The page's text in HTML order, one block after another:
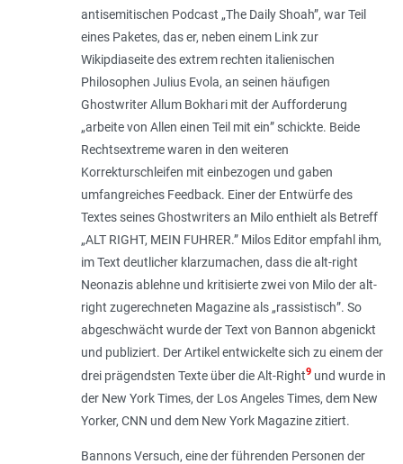
antisemitischen Podcast „The Daily Shoah”, war Teil
eines Paketes, das er, neben einem Link zur
Wikipdiaseite des extrem rechten italienischen
Philosophen Julius Evola, an seinen häufigen
Ghostwriter Allum Bokhari mit der Aufforderung
„arbeite von Allen einen Teil mit ein” schickte. Beide
Rechtsextreme waren in den weiteren
Korrekturschleifen mit einbezogen und gaben
umfangreiches Feedback. Einer der Entwürfe des
Textes seines Ghostwriters an Milo enthielt als Betreff
„ALT RIGHT, MEIN FUHRER.” Milos Editor empfahl ihm,
im Text deutlicher klarzumachen, dass die alt-right
Neonazis ablehne und kritisierte zwei von Milo der alt-
right zugerechneten Magazine als „rassistisch”. So
abgeschwächt wurde der Text von Bannon abgenickt
und publiziert. Der Artikel entwickelte sich zu einem der
drei prägendsten Texte über die Alt-Right9und wurde in
der New York Times, der Los Angeles Times, dem New
Yorker, CNN und dem New York Magazine zitiert.
Bannons Versuch, eine der führenden Personen der